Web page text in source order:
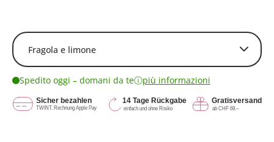
Spedito oggi – domani da teⓘpiù informazioni